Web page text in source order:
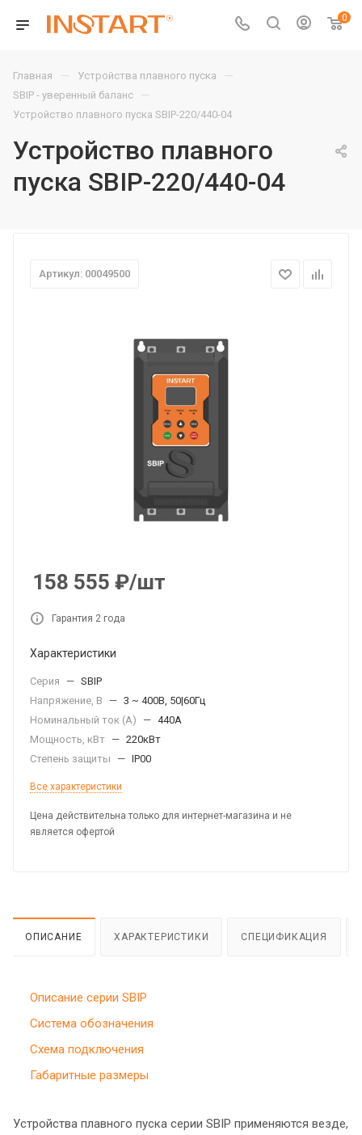
0
Главная — Устройства плавного пуска —
SBIP - уверенный баланс —
Устройство плавного пуска SBIP-220/440-04
Устройство плавного
пуска SBIP-220/440-04
Артикул: 00049500
158 555 ₽/шт
Гарантия 2 года
Характеристики
Серия — SBIP
Напряжение, В
— 3 ~ 400В, 50|60Гц
Номинальный ток (А)
— 440A
Мощность, кВт — 220кВт
Степень защиты
— IP00
Все характеристики
Цена действительна только для интернет-магазина и не
является офертой
ОПИСАНИЕ ХАРАКТЕРИСТИКИ СПЕЦИФИКАЦИЯ
Описание серии SBIP
Система обозначения
Схема подключения
Габаритные размеры
Устройства плавного пуска серии SBIP применяются везде,